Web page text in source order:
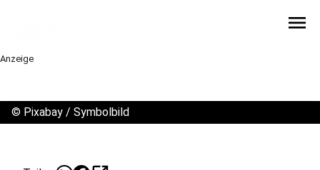
menu
Anzeige
© Pixabay / Symbolbild